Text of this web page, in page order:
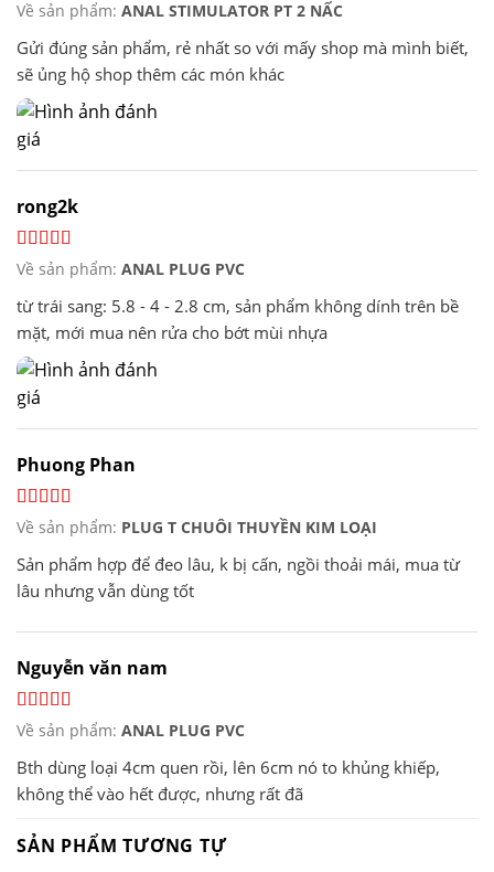
Về sản phẩm: ANAL STIMULATOR PT 2 NẤC
Gửi đúng sản phẩm, rẻ nhất so với mấy shop mà mình biết,
sẽ ủng hộ shop thêm các món khác
rong2k
Về sản phẩm: ANAL PLUG PVC
từ trái sang: 5.8 - 4 - 2.8 cm, sản phẩm không dính trên bề
mặt, mới mua nên rửa cho bớt mùi nhựa
Phuong Phan
Về sản phẩm: PLUG T CHUÔI THUYỀN KIM LOẠI
Sản phẩm hợp để đeo lâu, k bị cấn, ngồi thoải mái, mua từ
lâu nhưng vẫn dùng tốt
Nguyễn văn nam
Về sản phẩm: ANAL PLUG PVC
Bth dùng loại 4cm quen rồi, lên 6cm nó to khủng khiếp,
không thể vào hết được, nhưng rất đã
SẢN PHẨM TƯƠNG TỰ